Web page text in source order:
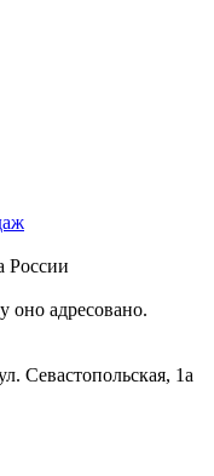
России
оно адресовано.
Севастопольская, 1а